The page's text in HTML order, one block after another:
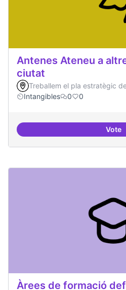
Antenes Ateneu a
ciutat
Treballem el pla estratègic
Intangibles
0 0
Vote
Àrees de formació